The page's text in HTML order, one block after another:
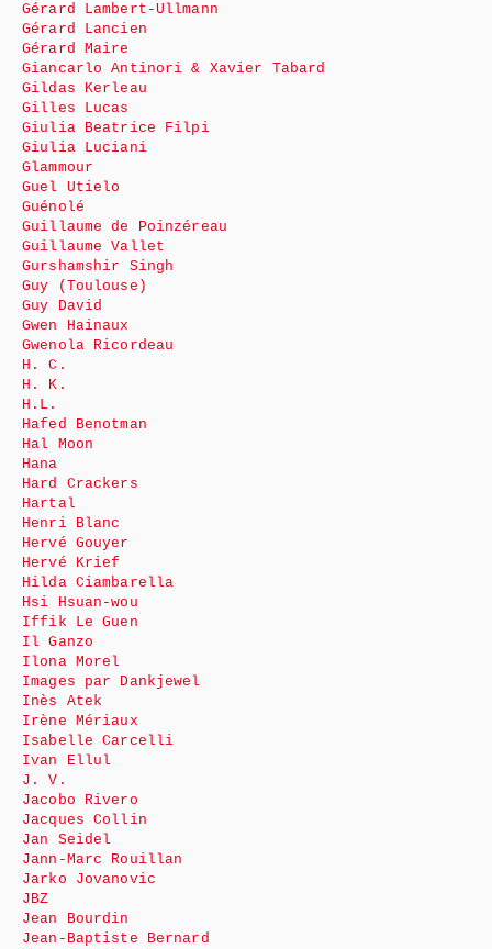
Gérard Lambert-Ullmann
Gérard Lancien
Gérard Maire
Giancarlo Antinori & Xavier Tabard
Gildas Kerleau
Gilles Lucas
Giulia Beatrice Filpi
Giulia Luciani
Glammour
Guel Utielo
Guénolé
Guillaume de Poinzéreau
Guillaume Vallet
Gurshamshir Singh
Guy (Toulouse)
Guy David
Gwen Hainaux
Gwenola Ricordeau
H. C.
H. K.
H.L.
Hafed Benotman
Hal Moon
Hana
Hard Crackers
Hartal
Henri Blanc
Hervé Gouyer
Hervé Krief
Hilda Ciambarella
Hsi Hsuan-wou
Iffik Le Guen
Il Ganzo
Ilona Morel
Images par Dankjewel
Inès Atek
Irène Mériaux
Isabelle Carcelli
Ivan Ellul
J. V.
Jacobo Rivero
Jacques Collin
Jan Seidel
Jann-Marc Rouillan
Jarko Jovanovic
JBZ
Jean Bourdin
Jean-Baptiste Bernard